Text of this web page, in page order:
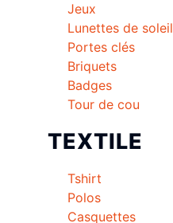
Jeux
Lunettes de soleil
Portes clés
Briquets
Badges
Tour de cou
TEXTILE
Tshirt
Polos
Casquettes